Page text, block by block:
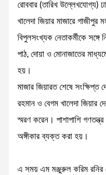
রোববার (তারিখ উল্লেখযোগ্য)
খালেদা জিয়ার মাজারে
বিপুলসংখ্যক নেতাকর্মীকে সঙ্গে
পাঠ, দোয়া ও মোনাজাতের
হয়।
মাজার জিয়ারত শেষে সংক্ষিপ্ত
রহমান ও বেগম খালেদা জিয়ার
স্মরণ করেন। পাশাপাশি
অঙ্গীকার ব্যক্ত করা হয়।
এ সময় এম মঞ্জুরুল করিম রনির